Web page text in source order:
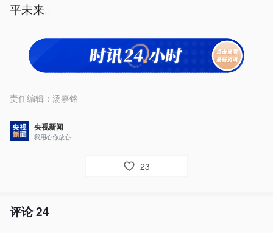
平未来。
责任编辑： 汤嘉铭
央视新闻
我用心你放心
23
评论24